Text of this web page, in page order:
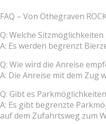
FAQ – Von Othegraven
Q: Welche
A: Es werden begrenzt
Q: Wie wird die Anreise
A: Die Anreise mit dem Zug
Q: Gibt es
A: Es gibt begrenzte
auf dem Zufahrtsweg zum